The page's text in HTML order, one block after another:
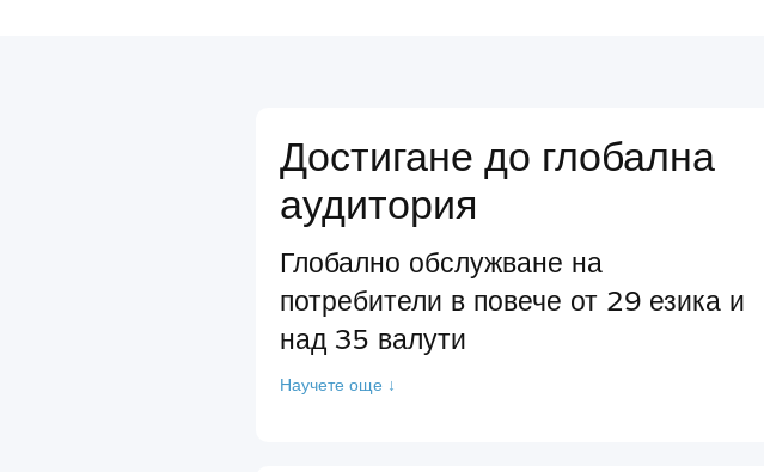
Достигане до глобална
аудитория
Глобално обслужване на
потребители в повече от 29 езика и
над 35 валути
Научете още ↓